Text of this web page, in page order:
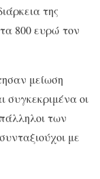
της
τα 800 ευρώ τον
μείωση
συγκεκριμένα οι
των
με